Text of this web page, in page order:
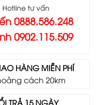
Hotline tư vấn
0888.586.248
0902.115.509
HÀNG MIỄN PHÍ
cách 20km
TRẢ 15 NGÀY